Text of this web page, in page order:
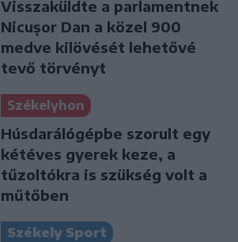
Visszaküldte a parlamentnek
Nicușor Dan a közel 900
medve kilövését lehetővé
tevő törvényt
Székelyhon
Húsdarálógépbe szorult egy
kétéves gyerek keze, a
tűzoltókra is szükség volt a
műtőben
Székely Sport